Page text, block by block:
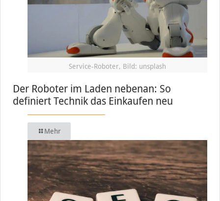
Service-Roboter, Bild: unsplash
Der Roboter im Laden nebenan: So
definiert Technik das Einkaufen neu
Mehr